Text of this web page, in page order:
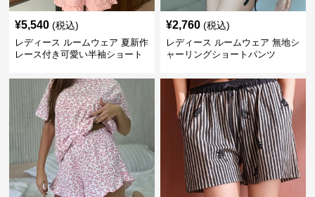
¥5,540 (税込)
レディース ルームウェア 夏新作
レース付き可愛い半袖ショート
¥2,760 (税込)
レディース ルームウェア 無地シ
ャーリングショートパンツ